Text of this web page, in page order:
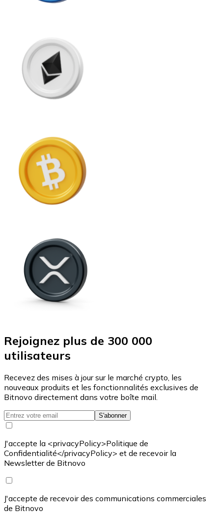
Rejoignez plus de 300 000
utilisateurs
Recevez des mises à jour sur le marché crypto, les
nouveaux produits et les fonctionnalités exclusives de
Bitnovo directement dans votre boîte mail.
S'abonner
J'accepte la <privacyPolicy>Politique de
Confidentialité</privacyPolicy> et de recevoir la
Newsletter de Bitnovo
J'accepte de recevoir des communications commerciales
de Bitnovo